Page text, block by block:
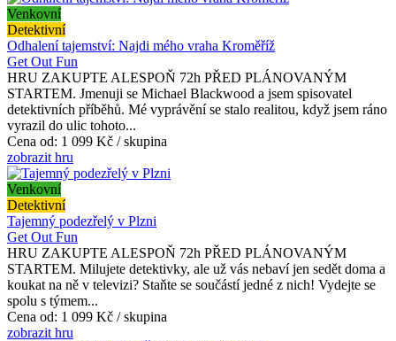
Venkovní
Detektivní
Odhalení tajemství: Najdi mého vraha Kroměříž
Get Out Fun
HRU ZAKUPTE ALESPOŇ 72h PŘED PLÁNOVANÝM
STARTEM. Jmenuji se Michael Blackwood a jsem spisovatel
detektivních příběhů. Mé vyprávění se stalo realitou, když jsem ráno
vyrazil do ulic tohoto...
Cena od: 1 099 Kč / skupina
zobrazit hru
Venkovní
Detektivní
Tajemný podezřelý v Plzni
Get Out Fun
HRU ZAKUPTE ALESPOŇ 72h PŘED PLÁNOVANÝM
STARTEM. Milujete detektivky, ale už vás nebaví jen sedět doma a
koukat na ně v televizi? Staňte se součástí jedné z nich! Vydejte se
spolu s týmem...
Cena od: 1 099 Kč / skupina
zobrazit hru